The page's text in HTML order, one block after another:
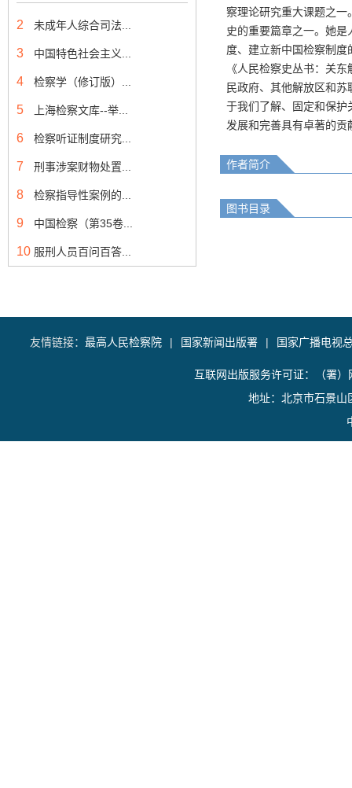
2 未成年人综合司法...
3 中国特色社会主义...
4 检察学（修订版）...
5 上海检察文库--举...
6 检察听证制度研究...
7 刑事涉案财物处置...
8 检察指导性案例的...
9 中国检察（第35卷...
10 服刑人员百问百答...
察理论研究重大课题之
史的重要篇章之一。她
度、建立新中国检察制
《人民检察史丛书：关
民政府、其他解放区和
于我们了解、固定和保
发展和完善具有卓著的贡
作者简介
图书目录
友情链接： 最高人民检察院 | 国家新闻出版署 | 国家广播电视
互联网出版服务许可证：（署
地址：北京市石景